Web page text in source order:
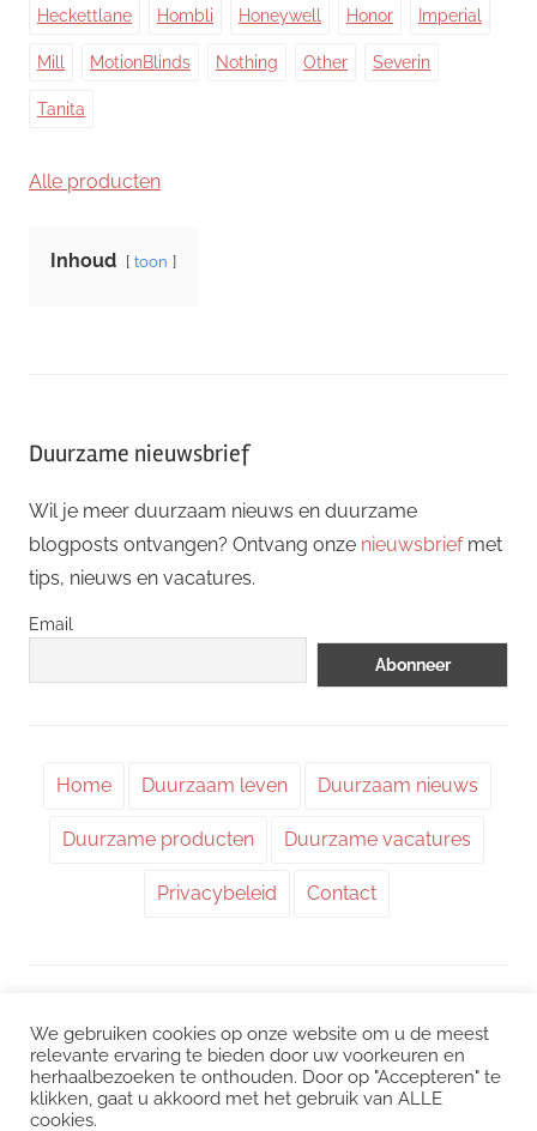
Heckettlane Hombli Honeywell Honor Imperial
Mill MotionBlinds Nothing Other Severin
Tanita
Alle producten
Inhoud toon
Duurzame nieuwsbrief
Wil je meer duurzaam nieuws en duurzame
blogposts ontvangen? Ontvang onze nieuwsbriefmet
tips, nieuws en vacatures.
Email
Home Duurzaam leven Duurzaam nieuws
Duurzame producten Duurzame vacatures
Privacybeleid Contact
Instagram|Facebook| LinkedIn |Twitter
We gebruiken cookies op onze website om u de meest
relevante ervaring te bieden door uw voorkeuren en
herhaalbezoeken te onthouden. Door op "Accepteren" te
klikken, gaat u akkoord met het gebruik van ALLE
cookies.